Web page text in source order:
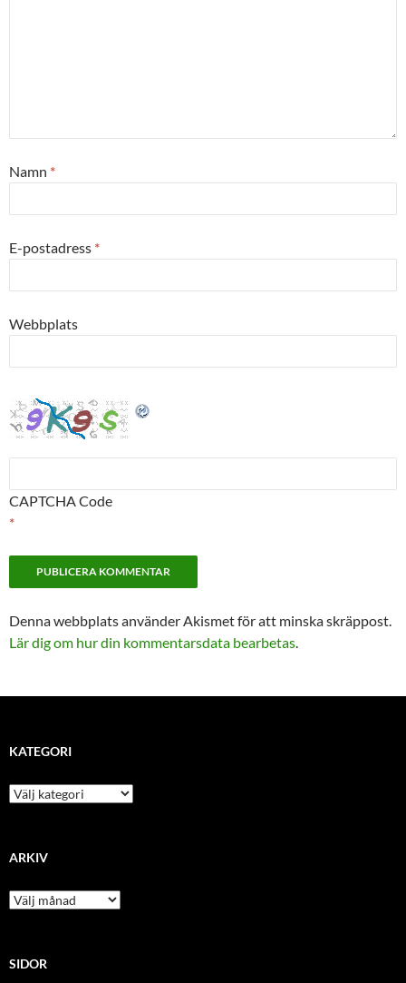
Namn *
E-postadress *
Webbplats
CAPTCHA Code
*
Denna webbplats använder Akismet för att minska skräppost.
Lär dig om hur din kommentarsdata bearbetas
KATEGORI
kategori
ARKIV
arkiv
SIDOR